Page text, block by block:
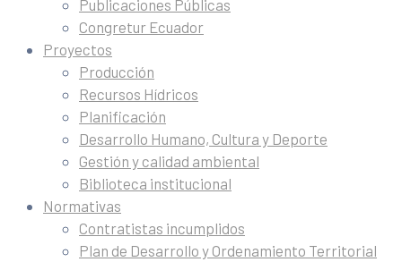
Publicaciones Públicas
Congretur Ecuador
Proyectos
Producción
Recursos Hídricos
Planificación
Desarrollo Humano, Cultura y Deporte
Gestión y calidad ambiental
Biblioteca institucional
Normativas
Contratistas incumplidos
Plan de Desarrollo y Ordenamiento Territorial